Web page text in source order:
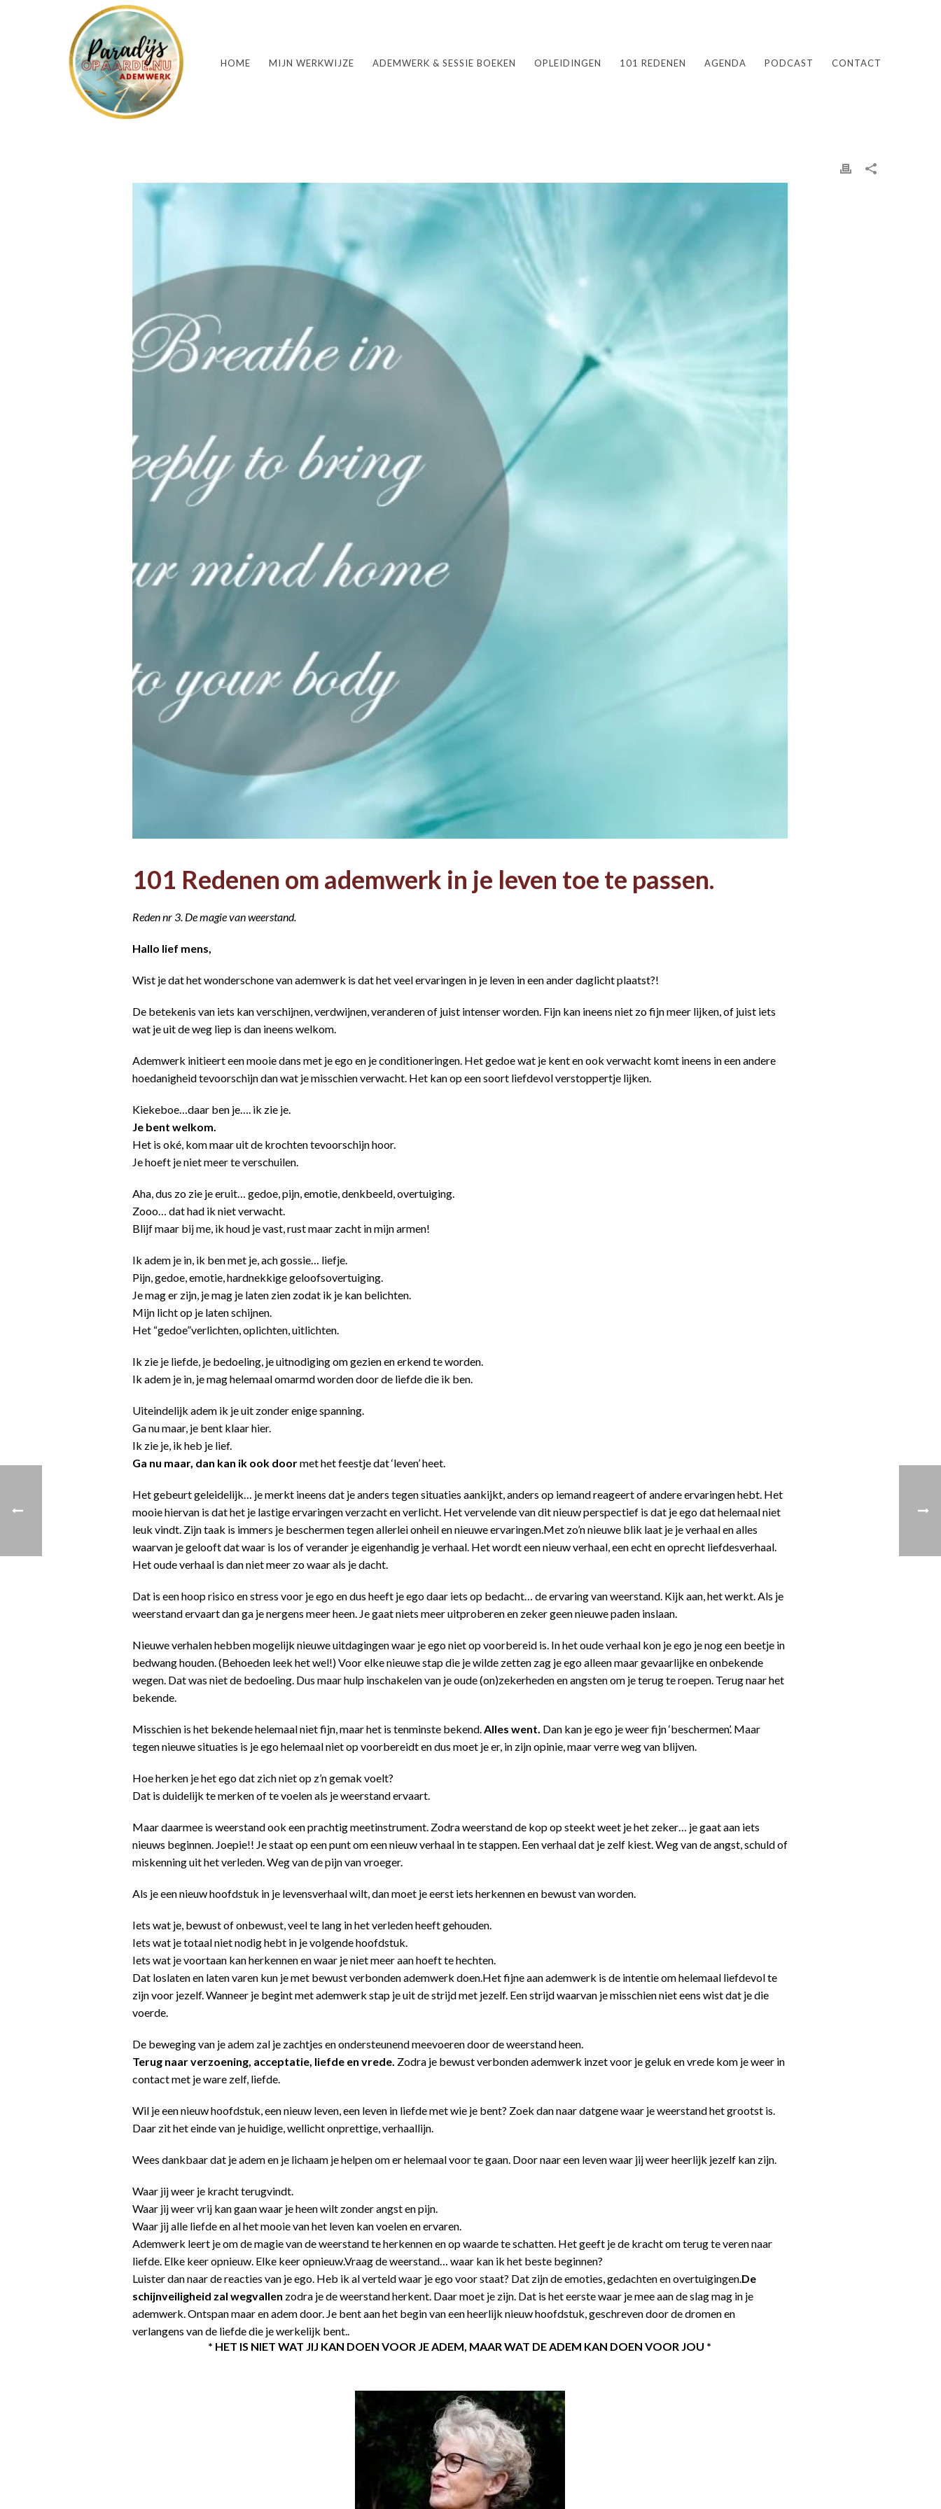
HOME MIJN WERKWIJZE ADEMWERK & SESSIE BOEKEN OPLEIDINGEN 101 REDENEN AGENDA PODCAST CONTACT
101 Redenen om ademwerk in je leven toe te passen.
Reden nr 3. De magie van weerstand.
Hallo lief mens,
Wist je dat het wonderschone van ademwerk is dat het veel ervaringen in je leven in een ander daglicht plaatst?!
De betekenis van iets kan verschijnen, verdwijnen, veranderen of juist intenser worden. Fijn kan ineens niet zo fijn meer lijken, of juist iets
wat je uit de weg liep is dan ineens welkom.
Ademwerk initieert een mooie dans met je ego en je conditioneringen. Het gedoe wat je kent en ook verwacht komt ineens in een andere
hoedanigheid tevoorschijn dan wat je misschien verwacht. Het kan opeen soort liefdevol verstoppertje lijken.
Kiekeboe…daar ben je…. ik zie je.
Je bent welkom.
Het is oké, kom maar uit de krochten tevoorschijn hoor.
Je hoeft je niet meer te verschuilen.
Aha, dus zo zie je eruit… gedoe, pijn, emotie, denkbeeld, overtuiging.
Zooo… dat had ik niet verwacht.
Blijf maar bij me, ik houd je vast, rust maar zacht in mijn armen!
Ik adem je in, ik ben met je, ach gossie… liefje.
Pijn, gedoe, emotie, hardnekkige geloofsovertuiging.
Je mag er zijn, je mag je laten zien zodat ik je kan belichten.
Mijn licht op je laten schijnen.
Het “gedoe”verlichten, oplichten, uitlichten.
Ik zie je liefde, je bedoeling, je uitnodiging om gezien en erkend te worden.
Ik adem je in, je mag helemaal omarmd worden door de liefde die ik ben.
Uiteindelijk adem ik je uit zonder enige spanning.
Ga nu maar, je bent klaar hier.
Ik zie je, ik heb je lief.
Ga nu maar, dan kan ik ook doormet het feestje dat ‘leven’ heet.
Het gebeurt geleidelijk… je merkt ineens dat je anders tegen situaties aankijkt, anders op iemand reageert of andere ervaringen hebt. Het
mooie hiervan is dat het je lastige ervaringen verzacht en verlicht. Het vervelende van dit nieuw perspectief is dat je ego dat helemaal niet
leuk vindt. Zijn taak is immers je beschermen tegen allerlei onheil en nieuwe ervaringen.Met zo’n nieuwe blik laat je je verhaal en alles
waarvan je gelooft dat waar is los of verander je eigenhandig je verhaal. Het wordt een nieuw verhaal, een echt en oprecht liefdesverhaal.
Het oude verhaal is dan niet meer zo waar als je dacht.
Dat is een hoop risico en stress voor je ego en dus heeft je ego daar iets op bedacht… de ervaring van weerstand. Kijk aan, het werkt. Als je
weerstand ervaart dan ga je nergens meer heen. Je gaat niets meer uitproberen en zeker geen nieuwe paden inslaan.
Nieuwe verhalen hebben mogelijk nieuwe uitdagingen waar je ego niet op voorbereid is. In het oude verhaal kon je ego je nog een beetje in
bedwang houden. (Behoeden leek het wel!) Voor elke nieuwe stap die je wilde zetten zag je ego alleen maar gevaarlijke en onbekende
wegen. Dat was niet de bedoeling. Dus maar hulp inschakelen van je oude (on)zekerheden en angsten om je terug te roepen. Terug naar het
bekende.
Misschien is het bekende helemaal niet fijn, maar het is tenminste bekend. Alles went. Dan kan je ego je weer fijn ‘beschermen’. Maar
tegen nieuwe situaties is je ego helemaal niet op voorbereidt en dus moet je er, in zijn opinie, maar verre weg van blijven.
Hoe herken je het ego dat zich niet op z’n gemak voelt?
Dat is duidelijk te merken of te voelen als je weerstand ervaart.
Maar daarmee is weerstand ook een prachtig meetinstrument. Zodra weerstand de kop op steekt weet je het zeker… je gaat aan iets
nieuws beginnen. Joepie!! Je staat op een punt om een nieuw verhaal in te stappen. Een verhaal dat je zelf kiest. Weg van de angst, schuld of
miskenning uit het verleden. Weg van de pijn van vroeger.
Als je een nieuw hoofdstuk in je levensverhaal wilt, dan moet je eerst iets herkennen en bewust van worden.
Iets wat je, bewust of onbewust, veel te lang in het verleden heeft gehouden.
Iets wat je totaal niet nodig hebt in je volgende hoofdstuk.
Iets wat je voortaan kan herkennen en waar je niet meer aan hoeft te hechten.
Dat loslaten en laten varen kun je met bewust verbonden ademwerk doen.Het fijne aan ademwerk is de intentie om helemaal liefdevol te
zijn voor jezelf. Wanneer je begint met ademwerk stap je uit de strijd met jezelf. Een strijd waarvan je misschien niet eens wist dat je die
voerde.
De beweging van je adem zal je zachtjes en ondersteunend meevoeren door de weerstand heen.
Terug naar verzoening, acceptatie, liefde en vrede. Zodra je bewust verbonden ademwerk inzet voor je geluk en vrede kom je weer in
contact met je ware zelf, liefde.
Wil je een nieuw hoofdstuk, een nieuw leven, een leven in liefde met wie je bent? Zoek dan naar datgene waar je weerstand het grootst is.
Daar zit het einde van je huidige, wellicht onprettige, verhaallijn.
Wees dankbaar dat je adem en je lichaam je helpen om er helemaal voor te gaan. Door naar een leven waar jij weer heerlijk jezelf kan zijn.
Waar jij weer je kracht terugvindt.
Waar jij weer vrij kan gaan waar je heen wilt zonder angst en pijn.
Waar jij alle liefde en al het mooie van het leven kan voelen en ervaren.
Ademwerk leert je om de magie van de weerstand te herkennen en op waarde te schatten. Het geeft je de kracht om terug te veren naar
liefde. Elke keer opnieuw. Elke keer opnieuw.Vraag de weerstand… waar kan ik het beste beginnen?
Luister dan naar de reacties van je ego. Heb ik al verteld waar je ego voor staat? Dat zijn de emoties, gedachten en overtuigingen. De
schijnveiligheid zal wegvallen zodra je de weerstand herkent. Daar moet je zijn. Dat is het eerste waar je mee aan de slag mag in je
ademwerk. Ontspan maar en adem door. Je bent aan het begin van een heerlijk nieuw hoofdstuk, geschreven door de dromen en
verlangens van de liefde die je werkelijk bent..
* HET IS NIET WAT JIJ KAN DOEN VOOR JE ADEM, MAAR WAT DE ADEM KAN DOEN VOOR JOU *